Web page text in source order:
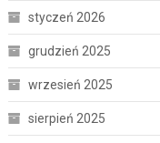
styczeń 2026
grudzień 2025
wrzesień 2025
sierpień 2025